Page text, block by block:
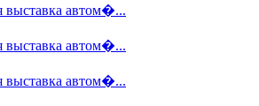
выставка автом�...
выставка автом�...
выставка автом�...